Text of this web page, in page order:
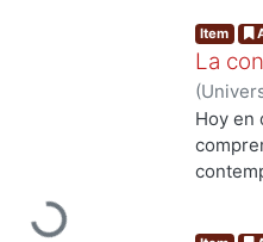
Item
La
(
de
Hoy en